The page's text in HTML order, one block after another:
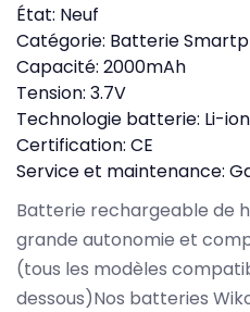
État: Neuf
Catégorie: Batterie
Capacité: 2000mAh
Tension: 3.7V
Technologie batterie: Li-ion
Certification: CE
Service et maintenance:
Batterie rechargeable de
grande autonomie et
(tous les modèles
dessous)Nos batteries